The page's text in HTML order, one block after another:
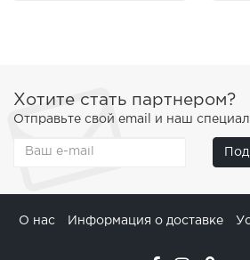
Хотите стать партнером?
Отправьте свой email и наш
О нас Информация о доставке